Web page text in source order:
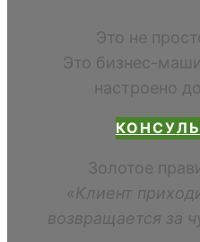
Это не
Это бизнес-
настроено
Золотое
«Клиент
возвращается за